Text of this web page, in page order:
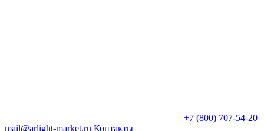
+7 (800) 707-54-20
mail@arlight-market.ru Контакты